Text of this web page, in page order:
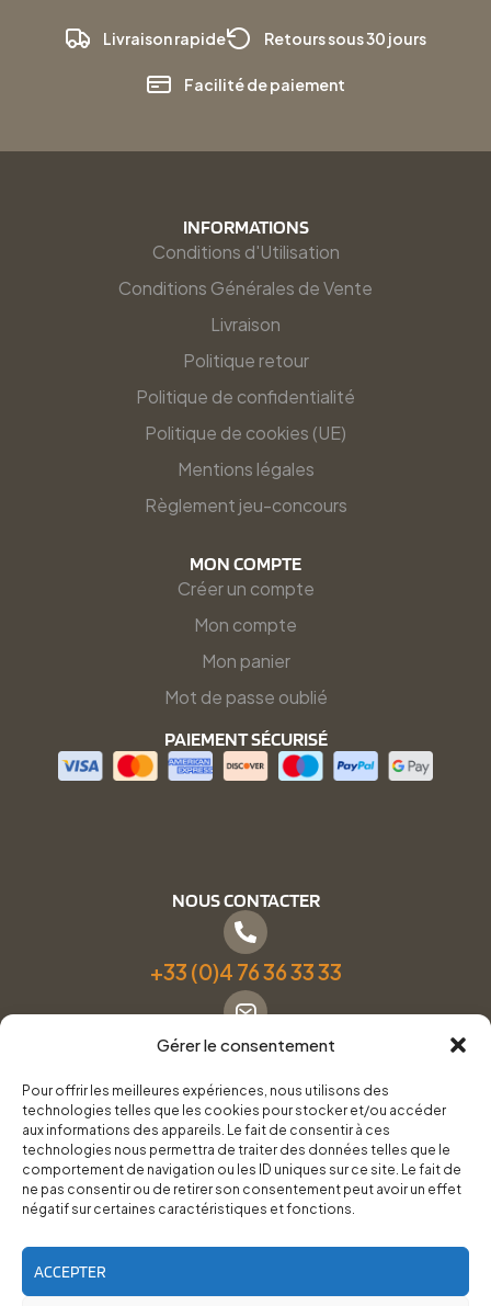
Gérer le consentement
Pour offrir les meilleures expériences, nous utilisons des
technologies telles que les cookies pour stocker et/ou accéder
aux informations des appareils. Le fait de consentir à ces
technologies nous permettra de traiter des données telles que le
comportement de navigation ou les ID uniques sur ce site. Le fait de
ne pas consentir ou de retirer son consentement peut avoir un effet
négatif sur certaines caractéristiques et fonctions.
ACCEPTER
Livraison rapide Retours sous 30 jours
Facilité de paiement
INFORMATIONS
Conditions d'Utilisation
Conditions Générales de Vente
Livraison
Politique retour
Politique de confidentialité
Politique de cookies (UE)
Mentions légales
Règlement jeu-concours
MON COMPTE
Créer un compte
Mon compte
Mon panier
Mot de passe oublié
PAIEMENT SÉCURISÉ
NOUS CONTACTER
+33 (0)4 76 36 33 33
Formulaire de contact
Pneus Services Loisirs - Garage Point S - 28 Bd Denfert
Rochereau, 38500 Voiron